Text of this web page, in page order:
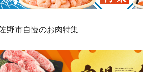
野市自慢のお肉特集